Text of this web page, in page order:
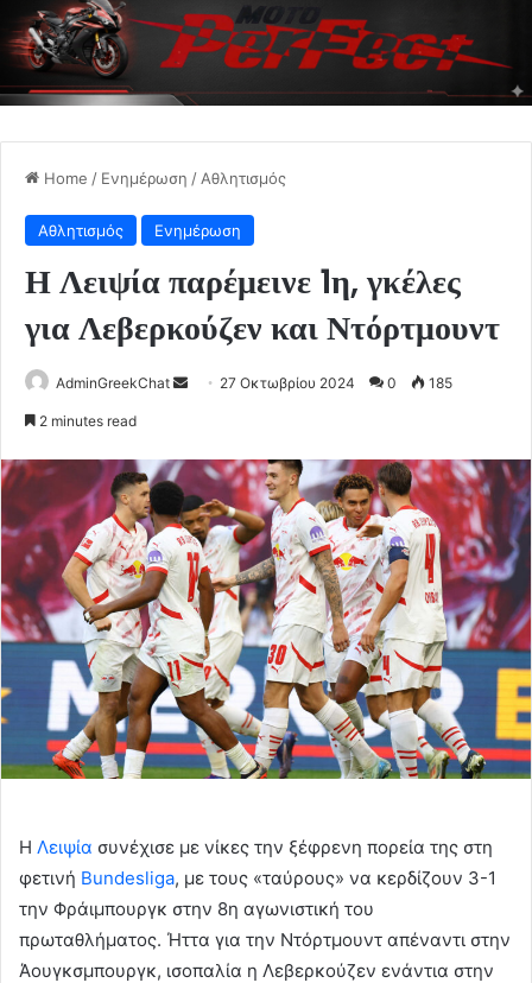
Home / Ενημέρωση / Αθλητισμός
Αθλητισμός Ενημέρωση
Η Λειψία παρέμεινε 1η, γκέλες
για Λεβερκούζεν και Ντόρτμουντ
AdminGreekChat
Send 27 Οκτωβρίου 2024 0 185
2 minutes read
Η Λειψία συνέχισε με νίκες την ξέφρενη πορεία της στη
φετινή Bundesliga, με τους «ταύρους» να κερδίζουν 3-1
την Φράιμπουργκ στην 8η αγωνιστική του
πρωταθλήματος. Ήττα για την Ντόρτμουντ απέναντι στην
Άουγκσμπουργκ, ισοπαλία η Λεβερκούζεν ενάντια στην